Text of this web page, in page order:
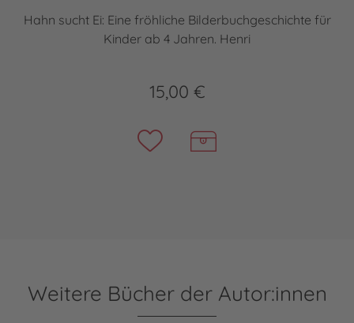
Hahn sucht Ei: Eine fröhliche Bilderbuchgeschichte für
Kinder ab 4 Jahren. Henri
15,00 €
Weitere Bücher der Autor:innen